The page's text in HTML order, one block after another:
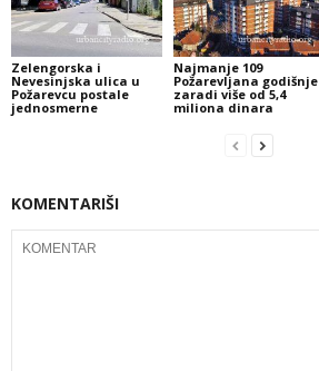
Zelengorska i
Nevesinjska ulica u
Požarevcu postale
jednosmerne
Najmanje 109
Požarevljana godišnje
zaradi više od 5,4
miliona dinara
KOMENTARIŠI